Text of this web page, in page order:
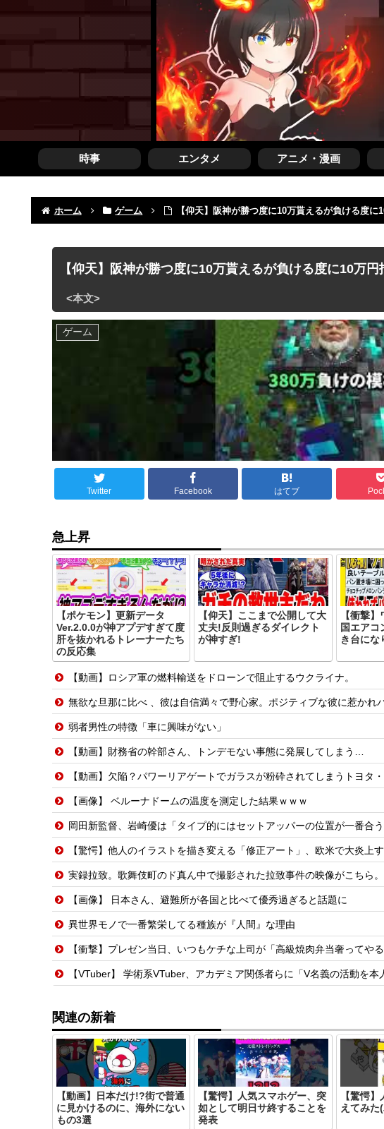
時事 エンタメ アニメ・漫画
ホーム ゲーム 【仰天】阪神が勝つ度に10万貰えるが負ける度
【仰天】阪神が勝つ度に10万貰えるが負ける度に10万
ゲーム
Twitter Facebook はてブ
急上昇
【ポケモン】更新データ
Ver.2.0.0が神アプデすぎて度
肝を抜かれるトレーナーたち
の反応集
【仰天】ここまで公開して大
丈夫!反則過ぎるダイレクト
が神すぎ!
【衝撃
国エアコ
き台にな
【動画】ロシア軍の燃料輸送をドローンで阻止するウクライナ。
無欲な旦那に比べ 、彼は自信満々で野心家。ポジティブな彼に惹かれバイト後や休みの日に会うようになり
弱者男性の特徴「車に興味がない」
【動画】財務省の幹部さん、トンデモない事態に発展してしまう…
【動画】欠陥？パワーリアゲートでガラスが粉砕されてしまうトヨタ・
【画像】 ベルーナドームの温度を測定した結果ｗｗｗ
岡田新監督、岩崎優は「タイプ的にはセットアッパーの位置が一番合
【驚愕】他人のイラストを描き変える「修正アート」、欧米で大炎上
実録拉致。歌舞伎町のド真ん中で撮影された拉致事件の映像がこちら。
【画像】 日本さん、避難所が各国と比べて優秀過ぎると話題に
異世界モノで一番繁栄してる種族が『人間』な理由
【衝撃】プレゼン当日、いつもケチな上司が「高級焼肉弁当奢って
【VTuber】 学術系VTuber、アカデミア関係者らに「V名義の活動を本人の業績として証明できる
関連の新着
【動画】日本だけ!?街で普通
に見かけるのに、海外にない
もの3選
【驚愕】人気スマホゲー、突
如として明日サ終することを
発表
【驚愕
えてみた